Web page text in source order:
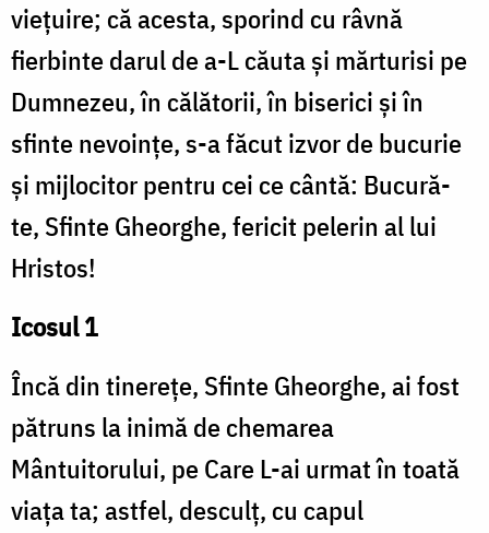
viețuire; că acesta, sporind cu râvnă
fierbinte darul de a-L căuta și mărturisi pe
Dumnezeu, în călătorii, în biserici și în
sfinte nevoințe, s-a făcut izvor de bucurie
și mijlocitor pentru cei ce cântă: Bucură-
te, Sfinte Gheorghe, fericit pelerin al lui
Hristos!
Icosul 1
Încă din tinerețe, Sfinte Gheorghe, ai fost
pătruns la inimă de chemarea
Mântuitorului, pe Care L-ai urmat în toată
viața ta; astfel, desculț, cu capul